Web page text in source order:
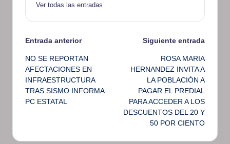
Ver todas las entradas
Navegación
de
entradas
Entrada anterior
NO SE REPORTAN
AFECTACIONES EN
INFRAESTRUCTURA
TRAS SISMO INFORMA
PC ESTATAL
Siguiente entrada
ROSA MARIA
HERNANDEZ INVITA A
LA POBLACIÓN A
PAGAR EL PREDIAL
PARA ACCEDER A LOS
DESCUENTOS DEL 20 Y
50 POR CIENTO